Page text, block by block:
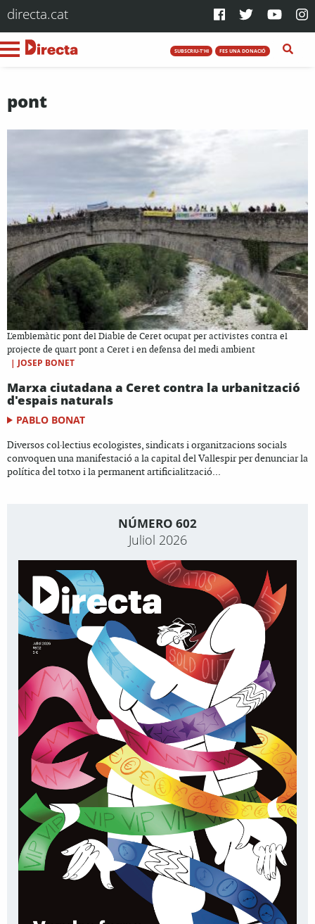
directa.cat
SUBSCRIU-T'HI FES UNA DONACIÓ
pont
L'emblemàtic pont del Diable de Ceret ocupat per activistes contra el
projecte de quart pont a Ceret i en defensa del medi ambient
| JOSEP BONET
Marxa ciutadana a Ceret contra la urbanització
d'espais naturals
PABLO BONAT
Diversos col·lectius ecologistes, sindicats i organitzacions socials
convoquen una manifestació a la capital del Vallespir per denunciar la
política del totxo i la permanent artificialització...
NÚMERO 602
Juliol 2026